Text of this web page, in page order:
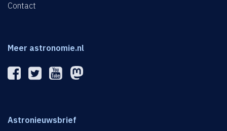
Contact
Meer astronomie.nl
Astronieuwsbrief